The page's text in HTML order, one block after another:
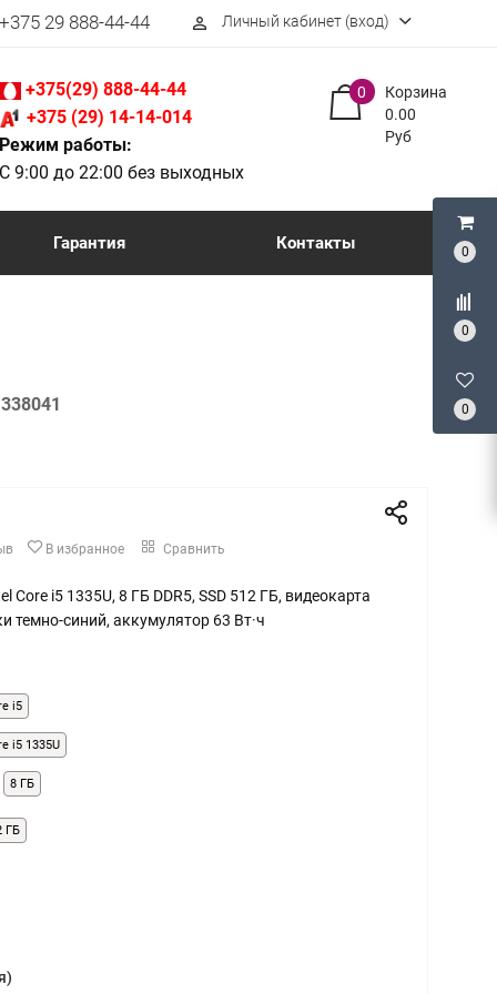
0
0
0
29 888-44-44 perm_identity Личный кабинет (вход)
+375(29) 888-44-44
+375 (29) 14-14-014
Режим работы:
С 9:00 до 22:00 без выходных
Корзина
0
0.00
Руб
Гарантия Контакты
338041
В избранное Сравнить
Core i5 1335U, 8 ГБ DDR5, SSD 512 ГБ, видеокарта
темно-синий, аккумулятор 63 Вт·ч
i5
i5 1335U
8 ГБ
ГБ